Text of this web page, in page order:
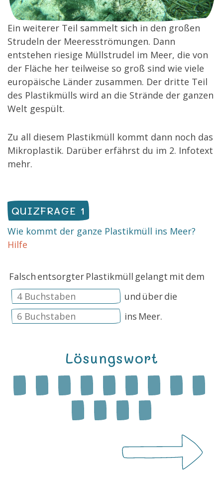
Ein weiterer Teil sammelt sich in den großen
Strudeln der Meeresströmungen. Dann
entstehen riesige Müllstrudel im Meer, die von
der Fläche her teilweise so groß sind wie viele
europäische Länder zusammen. Der dritte Teil
des Plastikmülls wird an die Strände der ganzen
Welt gespült.
Zu all diesem Plastikmüll kommt dann noch das
Mikroplastik. Darüber erfährst du im 2. Infotext
mehr.
QUIZFRAGE 1
Wie kommt der ganze Plastikmüll ins Meer?
Hilfe
Falsch entsorgter Plastikmüll gelangt mit dem
und überdie
ins Meer.
Lösungswort